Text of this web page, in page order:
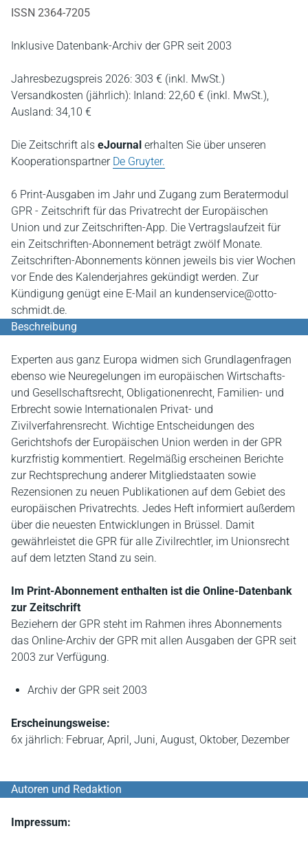
ISSN 2364-7205
Inklusive Datenbank-Archiv der GPR seit 2003
Jahresbezugspreis 2026: 303 € (inkl. MwSt.)
Versandkosten (jährlich): Inland: 22,60 € (inkl. MwSt.),
Ausland: 34,10 €
Die Zeitschrift als eJournal erhalten Sie über unseren
Kooperationspartner De Gruyter.
6 Print-Ausgaben im Jahr und Zugang zum Beratermodul
GPR - Zeitschrift für das Privatrecht der Europäischen
Union und zur Zeitschriften-App. Die Vertragslaufzeit für
ein Zeitschriften-Abonnement beträgt zwölf Monate.
Zeitschriften-Abonnements können jeweils bis vier Wochen
vor Ende des Kalenderjahres gekündigt werden. Zur
Kündigung genügt eine E-Mail an kundenservice@otto-
schmidt.de.
Beschreibung
Experten aus ganz Europa widmen sich Grundlagenfragen
ebenso wie Neuregelungen im europäischen Wirtschafts-
und Gesellschaftsrecht, Obligationenrecht, Familien- und
Erbrecht sowie Internationalen Privat- und
Zivilverfahrensrecht. Wichtige Entscheidungen des
Gerichtshofs der Europäischen Union werden in der GPR
kurzfristig kommentiert. Regelmäßig erscheinen Berichte
zur Rechtsprechung anderer Mitgliedstaaten sowie
Rezensionen zu neuen Publikationen auf dem Gebiet des
europäischen Privatrechts. Jedes Heft informiert außerdem
über die neuesten Entwicklungen in Brüssel. Damit
gewährleistet die GPR für alle Zivilrechtler, im Unionsrecht
auf dem letzten Stand zu sein.
Im Print-Abonnement enthalten ist die Online-Datenbank
zur Zeitschrift
Beziehern der GPR steht im Rahmen ihres Abonnements
das Online-Archiv der GPR mit allen Ausgaben der GPR seit
2003 zur Verfügung.
Archiv der GPR seit 2003
Erscheinungsweise:
6x jährlich: Februar, April, Juni, August, Oktober, Dezember
Autoren und Redaktion
Impressum: